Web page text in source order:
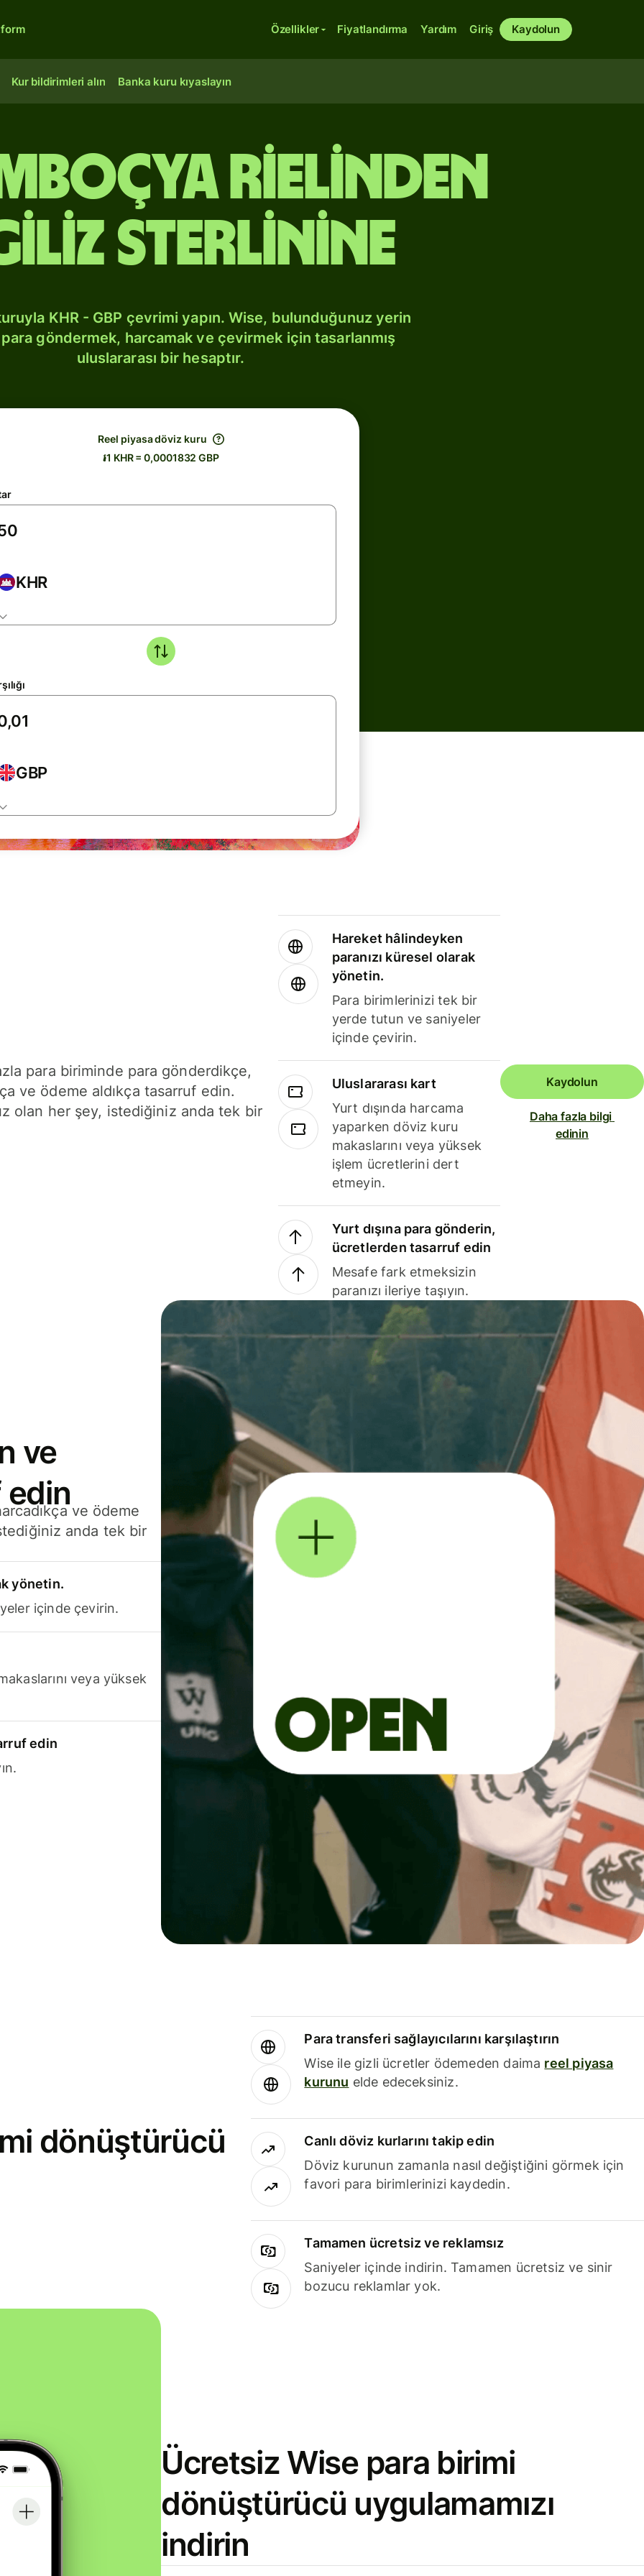
Özellikler Fiyatlandırma Yardım Giriş Kaydolun
Kur bildirimleri alın Banka kuru kıyaslayın
rielinden
sterlinine
KHR - GBP çevrimi yapın. Wise, bulunduğunuz yerin
göndermek, harcamak ve çevirmek için tasarlanmış
uluslararası bir hesaptır.
Reel piyasa döviz kuru
៛1 KHR = 0,0001832 GBP
KHR
GBP
para biriminde para gönderdikçe,
ve ödeme aldıkça tasarruf edin.
olan her şey, istediğiniz anda tek bir
Hareket hâlindeyken
paranızı küresel olarak
yönetin.
Para birimlerinizi tek bir
yerde tutun ve saniyeler
içinde çevirin.
Uluslararası kart
Yurt dışında harcama
yaparken döviz kuru
makaslarını veya yüksek
işlem ücretlerini dert
etmeyin.
Yurt dışına para gönderin,
ücretlerden tasarruf edin
Mesafe fark etmeksizin
paranızı ileriye taşıyın.
Kaydolun
Daha fazla bilgi
edinin
ve
edinve ödeme
anda tek bir
yönetin.
içinde çevirin.
veya yüksek
edin
dönüştürücü
Para transferi sağlayıcılarını karşılaştırın
Wise ile gizli ücretler ödemeden daima reel piyasa
kurunu elde edeceksiniz.
Canlı döviz kurlarını takip edin
Döviz kurunun zamanla nasıl değiştiğini görmek için
favori para birimlerinizi kaydedin.
Tamamen ücretsiz ve reklamsız
Saniyeler içinde indirin. Tamamen ücretsiz ve sinir
bozucu reklamlar yok.
Ücretsiz Wise para birimi
dönüştürücü uygulamamızı
indirin